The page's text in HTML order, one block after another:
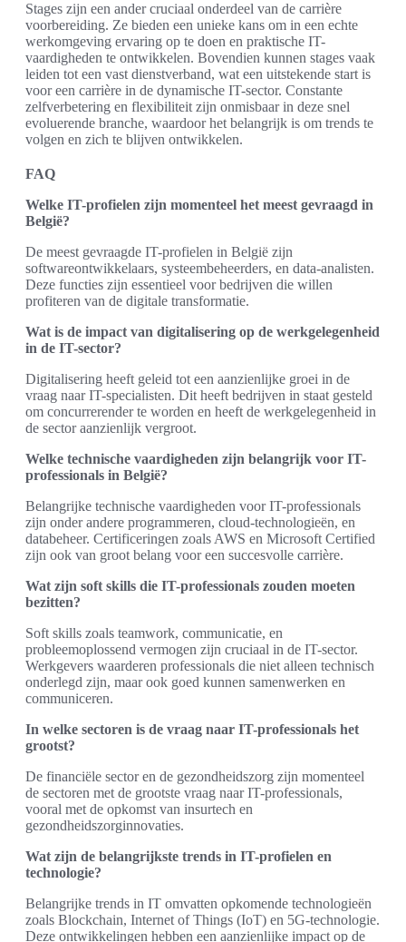
Stages zijn een ander cruciaal onderdeel van de carrière
voorbereiding. Ze bieden een unieke kans om in een echte
werkomgeving ervaring op te doen en praktische IT-
vaardigheden te ontwikkelen. Bovendien kunnen stages vaak
leiden tot een vast dienstverband, wat een uitstekende start is
voor een carrière in de dynamische IT-sector. Constante
zelfverbetering en flexibiliteit zijn onmisbaar in deze snel
evoluerende branche, waardoor het belangrijk is om trends te
volgen en zich te blijven ontwikkelen.
FAQ
Welke IT-profielen zijn momenteel het meest gevraagd in
België?
De meest gevraagde IT-profielen in België zijn
softwareontwikkelaars, systeembeheerders, en data-analisten.
Deze functies zijn essentieel voor bedrijven die willen
profiteren van de digitale transformatie.
Wat is de impact van digitalisering op de werkgelegenheid
in de IT-sector?
Digitalisering heeft geleid tot een aanzienlijke groei in de
vraag naar IT-specialisten. Dit heeft bedrijven in staat gesteld
om concurrerender te worden en heeft de werkgelegenheid in
de sector aanzienlijk vergroot.
Welke technische vaardigheden zijn belangrijk voor IT-
professionals in België?
Belangrijke technische vaardigheden voor IT-professionals
zijn onder andere programmeren, cloud-technologieën, en
databeheer. Certificeringen zoals AWS en Microsoft Certified
zijn ook van groot belang voor een succesvolle carrière.
Wat zijn soft skills die IT-professionals zouden moeten
bezitten?
Soft skills zoals teamwork, communicatie, en
probleemoplossend vermogen zijn cruciaal in de IT-sector.
Werkgevers waarderen professionals die niet alleen technisch
onderlegd zijn, maar ook goed kunnen samenwerken en
communiceren.
In welke sectoren is de vraag naar IT-professionals het
grootst?
De financiële sector en de gezondheidszorg zijn momenteel
de sectoren met de grootste vraag naar IT-professionals,
vooral met de opkomst van insurtech en
gezondheidszorginnovaties.
Wat zijn de belangrijkste trends in IT-profielen en
technologie?
Belangrijke trends in IT omvatten opkomende technologieën
zoals Blockchain, Internet of Things (IoT) en 5G-technologie.
Deze ontwikkelingen hebben een aanzienlijke impact op de